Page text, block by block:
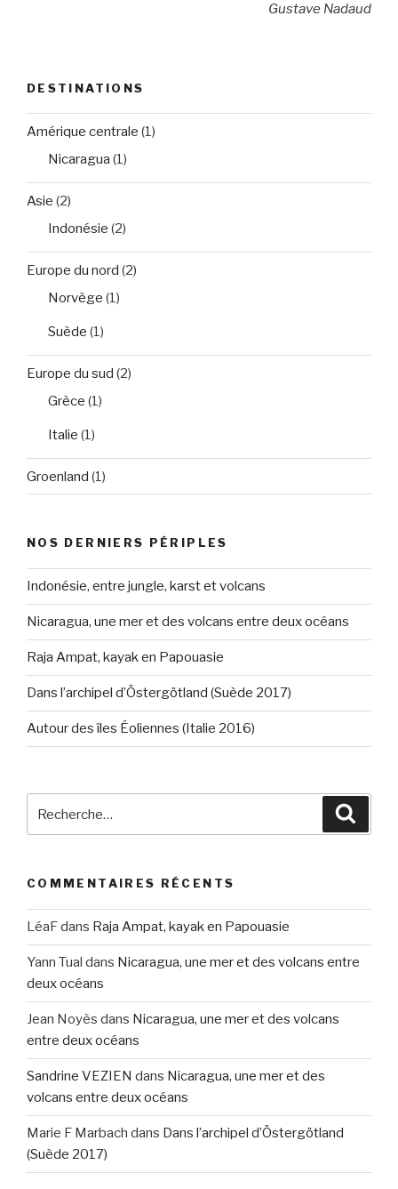
Gustave Nadaud
DESTINATIONS
Amérique centrale (1)
Nicaragua (1)
Asie (2)
Indonésie (2)
Europe du nord (2)
Norvège (1)
Suède (1)
Europe du sud (2)
Grèce (1)
Italie (1)
Groenland (1)
NOS DERNIERS PÉRIPLES
Indonésie, entre jungle, karst et volcans
Nicaragua, une mer et des volcans entre deux océans
Raja Ampat, kayak en Papouasie
Dans l’archipel d’Östergötland (Suède 2017)
Autour des îles Éoliennes (Italie 2016)
COMMENTAIRES RÉCENTS
LéaFdans Raja Ampat, kayak en Papouasie
Yann Tual dans Nicaragua, une mer et des volcans entre
deux océans
Jean Noyès dans Nicaragua, une mer et des volcans
entre deux océans
Sandrine VEZIEN dans Nicaragua, une mer et des
volcans entre deux océans
Marie F Marbach dans Dans l’archipel d’Östergötland
(Suède 2017)